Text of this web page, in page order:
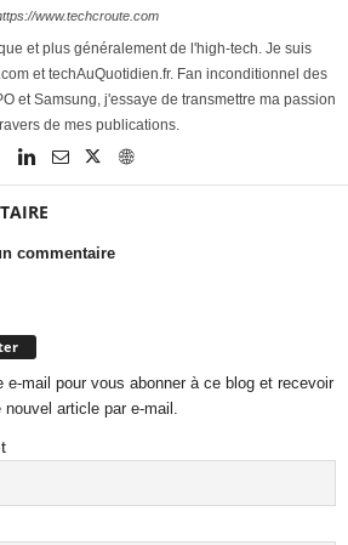
www.techcroute.com
et plus généralement de l'high-tech. Je suis
et techAuQuotidien.fr. Fan inconditionnel des
et Samsung, j'essaye de transmettre ma passion
de mes publications.
commentaire
mail pour vous abonner à ce blog et recevoir
article par e-mail.